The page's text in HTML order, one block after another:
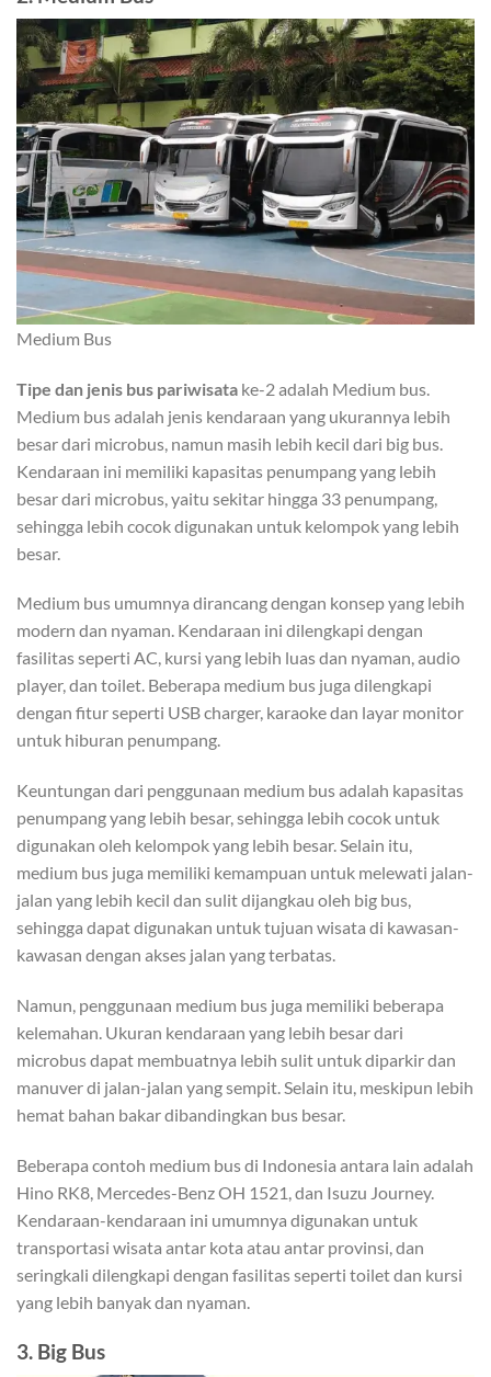
Medium Bus
Tipe dan jenis bus pariwisata ke-2 adalah Medium bus.
Medium bus adalah jenis kendaraan yang ukurannya lebih
besar dari microbus, namun masih lebih kecil dari big bus.
Kendaraan ini memiliki kapasitas penumpang yang lebih
besar dari microbus, yaitu sekitar hingga 33 penumpang,
sehingga lebih cocok digunakan untuk kelompok yang lebih
besar.
Medium bus umumnya dirancang dengan konsep yang lebih
modern dan nyaman. Kendaraan ini dilengkapi dengan
fasilitas seperti AC, kursi yang lebih luas dan nyaman, audio
player, dan toilet. Beberapa medium bus juga dilengkapi
dengan fitur seperti USB charger, karaoke dan layar monitor
untuk hiburan penumpang.
Keuntungan dari penggunaan medium bus adalah kapasitas
penumpang yang lebih besar, sehingga lebih cocok untuk
digunakan oleh kelompok yang lebih besar. Selain itu,
medium bus juga memiliki kemampuan untuk melewati jalan-
jalan yang lebih kecil dan sulit dijangkau oleh big bus,
sehingga dapat digunakan untuk tujuan wisata di kawasan-
kawasan dengan akses jalan yang terbatas.
Namun, penggunaan medium bus juga memiliki beberapa
kelemahan. Ukuran kendaraan yang lebih besar dari
microbus dapat membuatnya lebih sulit untuk diparkir dan
manuver di jalan-jalan yang sempit. Selain itu, meskipun lebih
hemat bahan bakar dibandingkan bus besar.
Beberapa contoh medium bus di Indonesia antara lain adalah
Hino RK8, Mercedes-Benz OH 1521, dan Isuzu Journey.
Kendaraan-kendaraan ini umumnya digunakan untuk
transportasi wisata antar kota atau antar provinsi, dan
seringkali dilengkapi dengan fasilitas seperti toilet dan kursi
yang lebih banyak dan nyaman.
3. Big Bus